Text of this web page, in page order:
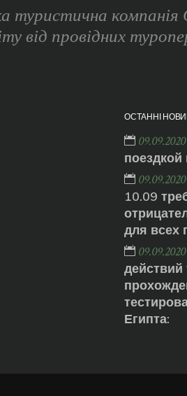
туристична
від провідних
ОСТАННІ
09.09.2020
09.09.2020
10.09
для всех
09.09.2020
действий
Египта: